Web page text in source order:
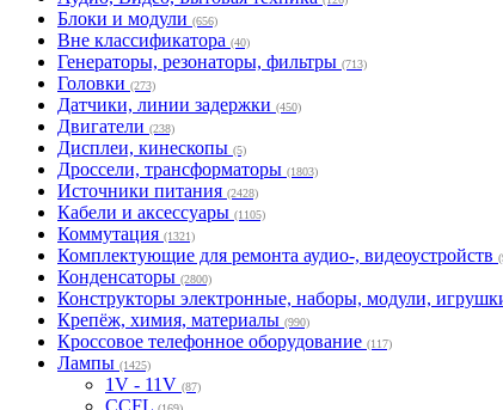
Блоки и модули (656)
Вне классификатора (40)
Генераторы, резонаторы, фильтры (713)
Головки (273)
Датчики, линии задержки (450)
Двигатели (238)
Дисплеи, кинескопы (5)
Дроссели, трансформаторы (1803)
Источники питания (2428)
Кабели и аксессуары (1105)
Коммутация (1321)
Комплектующие для ремонта аудио-, видеоустройств
Конденсаторы (2800)
Конструкторы электронные, наборы, модули,
Крепёж, химия, материалы (990)
Кроссовое телефонное оборудование (117)
Лампы (1425)
1V - 11V (87)